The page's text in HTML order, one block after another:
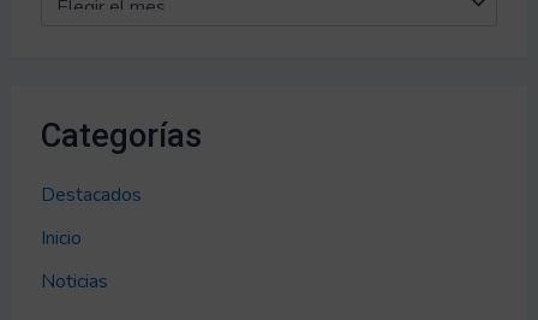
Categorías
Destacados
Inicio
Noticias